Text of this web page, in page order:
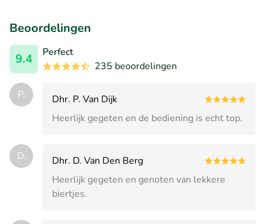
Beoordelingen
9.4
Perfect
235 beoordelingen
P.
Dhr. P. Van Dijk
Heerlijk gegeten en de bediening is echt top.
D.
Dhr. D. Van Den Berg
Heerlijk gegeten en genoten van lekkere
biertjes.